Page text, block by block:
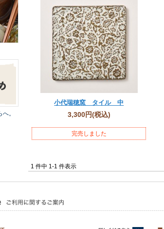
。
小代瑞穂窯 タイル 中
3,300円(税込)
完売しました
1 件中 1-1 件表示